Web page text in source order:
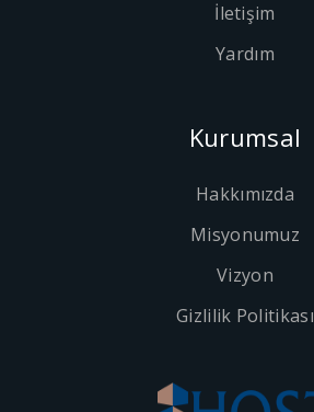
İletişim
Yardım
Kurumsal
Hakkımızda
Misyonumuz
Vizyon
Gizlilik Politikası